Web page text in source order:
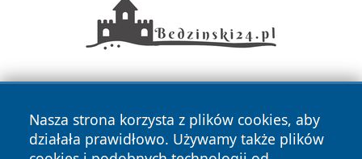
Nasza strona korzysta z plików cookies, aby
działała prawidłowo. Używamy także plików